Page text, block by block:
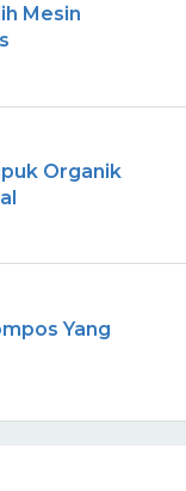
Mesin
Organik
Yang